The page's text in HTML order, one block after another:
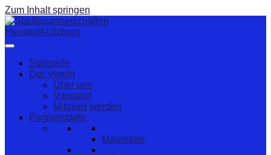
Zum Inhalt springen
Startseite
Der Verein
Über uns
Vorstand
Mitglied werden
Partnerstädte
Maurepas